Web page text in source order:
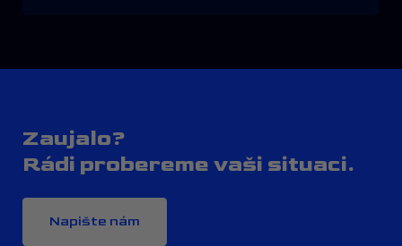
Zaujalo?
Rádi probereme vaši situaci.
Napište nám